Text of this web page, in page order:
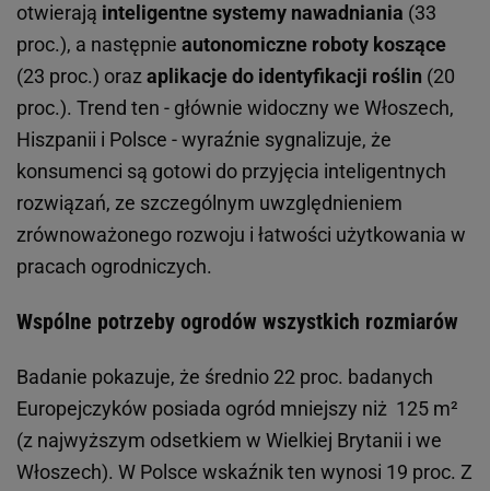
otwierają inteligentne systemy nawadniania (33
proc.), a następnie autonomiczne roboty koszące
(23 proc.) orazaplikacje do identyfikacji roślin (20
proc.). Trend ten - głównie widoczny we Włoszech,
Hiszpanii i Polsce - wyraźnie sygnalizuje, że
konsumenci są gotowi do przyjęcia inteligentnych
rozwiązań, ze szczególnym uwzględnieniem
zrównoważonego rozwoju i łatwości użytkowania w
pracach ogrodniczych.
Wspólne potrzeby ogrodów wszystkich rozmiarów
Badanie pokazuje, że średnio 22 proc. badanych
Europejczyków posiada ogród mniejszy niż 125 m²
(z najwyższym odsetkiem w Wielkiej Brytanii i we
Włoszech). W Polsce wskaźnik ten wynosi 19 proc. Z